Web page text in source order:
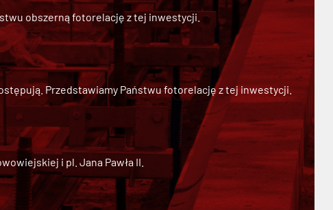
obszerną fotorelację z tej inwestycji.
Przedstawiamy Państwu fotorelację z tej inwestycji.
i pl. Jana Pawła II.